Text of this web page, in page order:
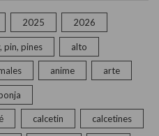
2025 2026
pin, pines alto
anime arte
calcetin calcetines